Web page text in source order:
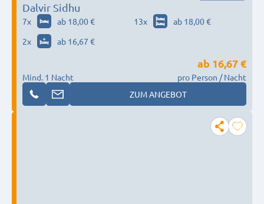
Dalvir Sidhu
7x ab 18,00 € 13x
ab 18,00 €
2x ab 16,67 €
Mind. 1 Nacht
ab 16,67 €
pro Person / Nacht
ZUM ANGEBOT